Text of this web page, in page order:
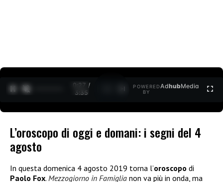
0:27 /
3:35
POWERED
BY
AdhubMedia
L’oroscopo di oggi e domani: i segni del 4
agosto
In questa domenica 4 agosto 2019 torna l’oroscopo di
Paolo Fox. Mezzogiorno in Famiglia non va più in onda, ma